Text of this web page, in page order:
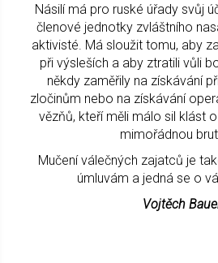
Násilí má pro ruské úřady svůj
členové jednotky zvláštního
aktivisté. Má sloužit tomu, aby
při výsleších a aby ztratili vůli
někdy zaměřily na získávání
zločinům nebo na získávání
vězňů, kteří měli málo sil klást
mimořádnou
Mučení válečných zajatců je
úmluvám a jedná se o
Vojtěch